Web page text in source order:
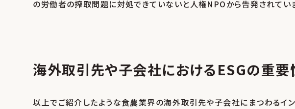
の労働者の搾取問題に対処できていないと人権NPOから告発されてい
海外取引先や子会社におけるESGの重要
以上でご紹介したような食農業界の海外取引先や子会社にまつわるイ